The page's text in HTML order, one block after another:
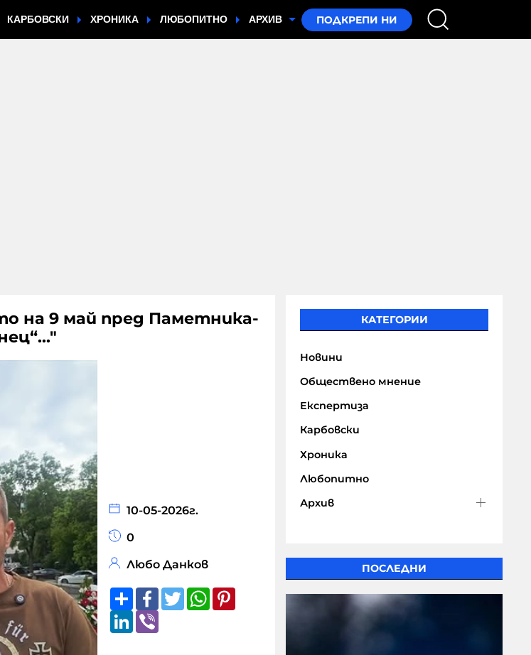
КАРБОВСКИ ХРОНИКА ЛЮБОПИТНО АРХИВ
на 9 май пред Паметника-
10-05-2026г.
0
Любо Данков
ShareFacebook
TwitterWhatsApp
Pinterest
LinkedIn
Viber
КАТЕГОРИИ
Новини
Обществено мнение
Експертиза
Карбовски
Хроника
Любопитно
Архив
ПОСЛЕДНИ